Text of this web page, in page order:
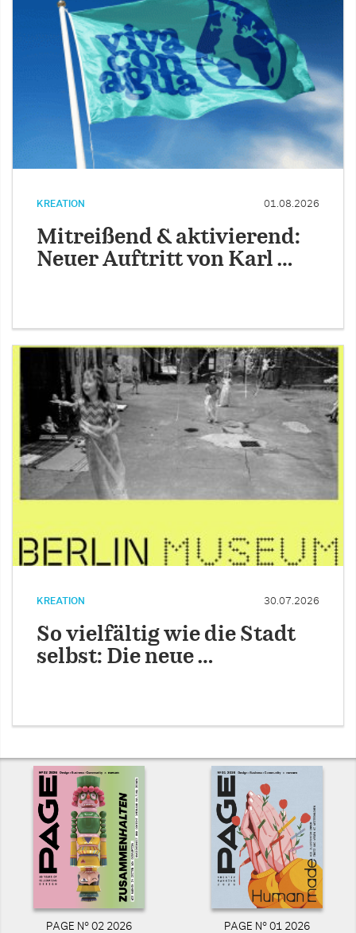
KREATION 01.08.2026
Mitreißend & aktivierend:
Neuer Auftritt von Karl …
KREATION 30.07.2026
So vielfältig wie die Stadt
selbst: Die neue …
PAGE N° 02 2026 PAGE N° 01 2026